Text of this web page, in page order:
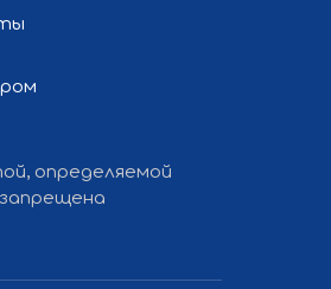
определяемой
— «Полдень»